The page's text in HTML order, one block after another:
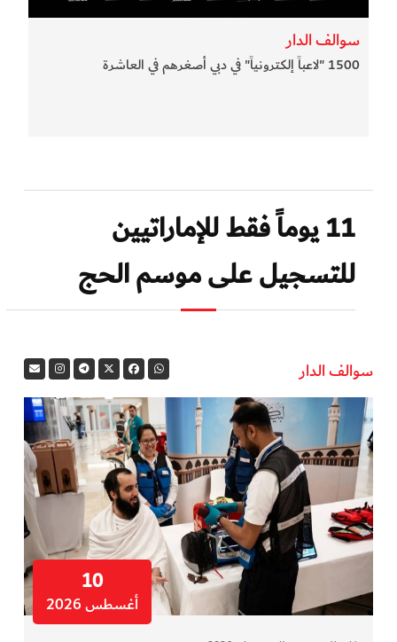
سوالف الدار
1500 "لاعباً إلكترونياً" في دبي أصغرهم في العاشرة
11 يوماً فقط للإماراتيين
للتسجيل على موسم الحج
سوالف الدار
10
أغسطس 2026